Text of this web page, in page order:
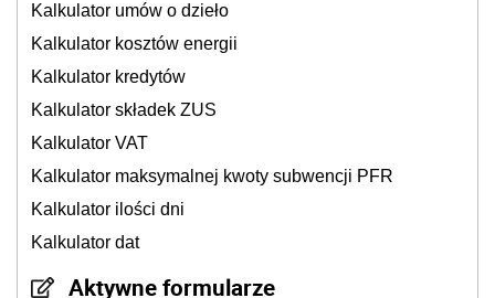
Kalkulator umów o dzieło
Kalkulator kosztów energii
Kalkulator kredytów
Kalkulator składek ZUS
Kalkulator VAT
Kalkulator maksymalnej kwoty subwencji PFR
Kalkulator ilości dni
Kalkulator dat
Aktywne formularze